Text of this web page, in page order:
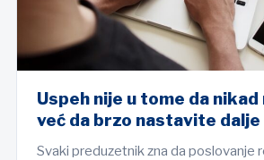
Uspeh nije u tome da
već da brzo nastavite dalje
Svaki preduzetnik zna da poslovanje